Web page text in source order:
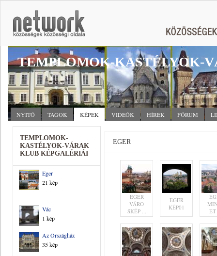
TEMPLOMOK-KASTÉLYOK-
NYITÓ TAGOK KÉPEK VIDEÓK HÍREK FÓRUM
TEMPLOMOK-
KASTÉLYOK-VÁRAK
KLUB KÉPGALÉRIÁI
Eger
21 kép
Vác
1 kép
Az Országház
35 kép
EGER
EGER
VÁRO
SKÉP ...
EGER
KÉP01
ET